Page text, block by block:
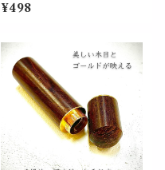
コード 束ねる マジック テープ
¥498